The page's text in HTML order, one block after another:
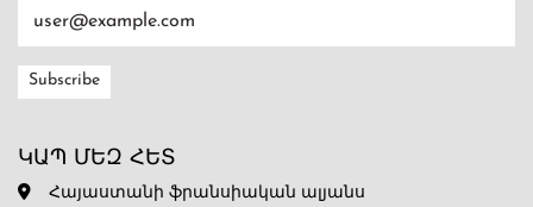
ԿԱՊ ՄԵԶ ՀԵՏ
Հայաստանի ֆրանսիական ալյանս